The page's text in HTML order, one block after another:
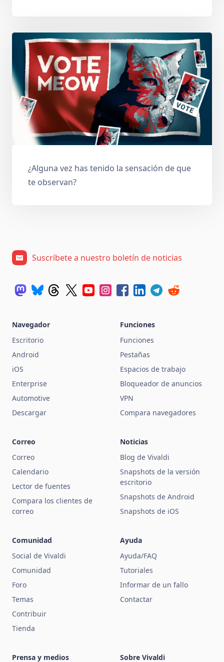
¿Alguna vez has tenido la sensación de que
te observan?
Suscríbete a nuestro boletín de noticias
Navegador
Escritorio
Android
iOS
Enterprise
Automotive
Descargar
Funciones
Funciones
Pestañas
Espacios de trabajo
Bloqueador de anuncios
VPN
Compara navegadores
Correo
Correo
Calendario
Lector de fuentes
Compara los clientes de
correo
Noticias
Blog de Vivaldi
Snapshots de la versión
escritorio
Snapshots de Android
Snapshots de iOS
Comunidad
Social de Vivaldi
Comunidad
Foro
Temas
Contribuir
Tienda
Ayuda
Ayuda/FAQ
Tutoriales
Informar de un fallo
Contactar
Prensa y medios Sobre Vivaldi